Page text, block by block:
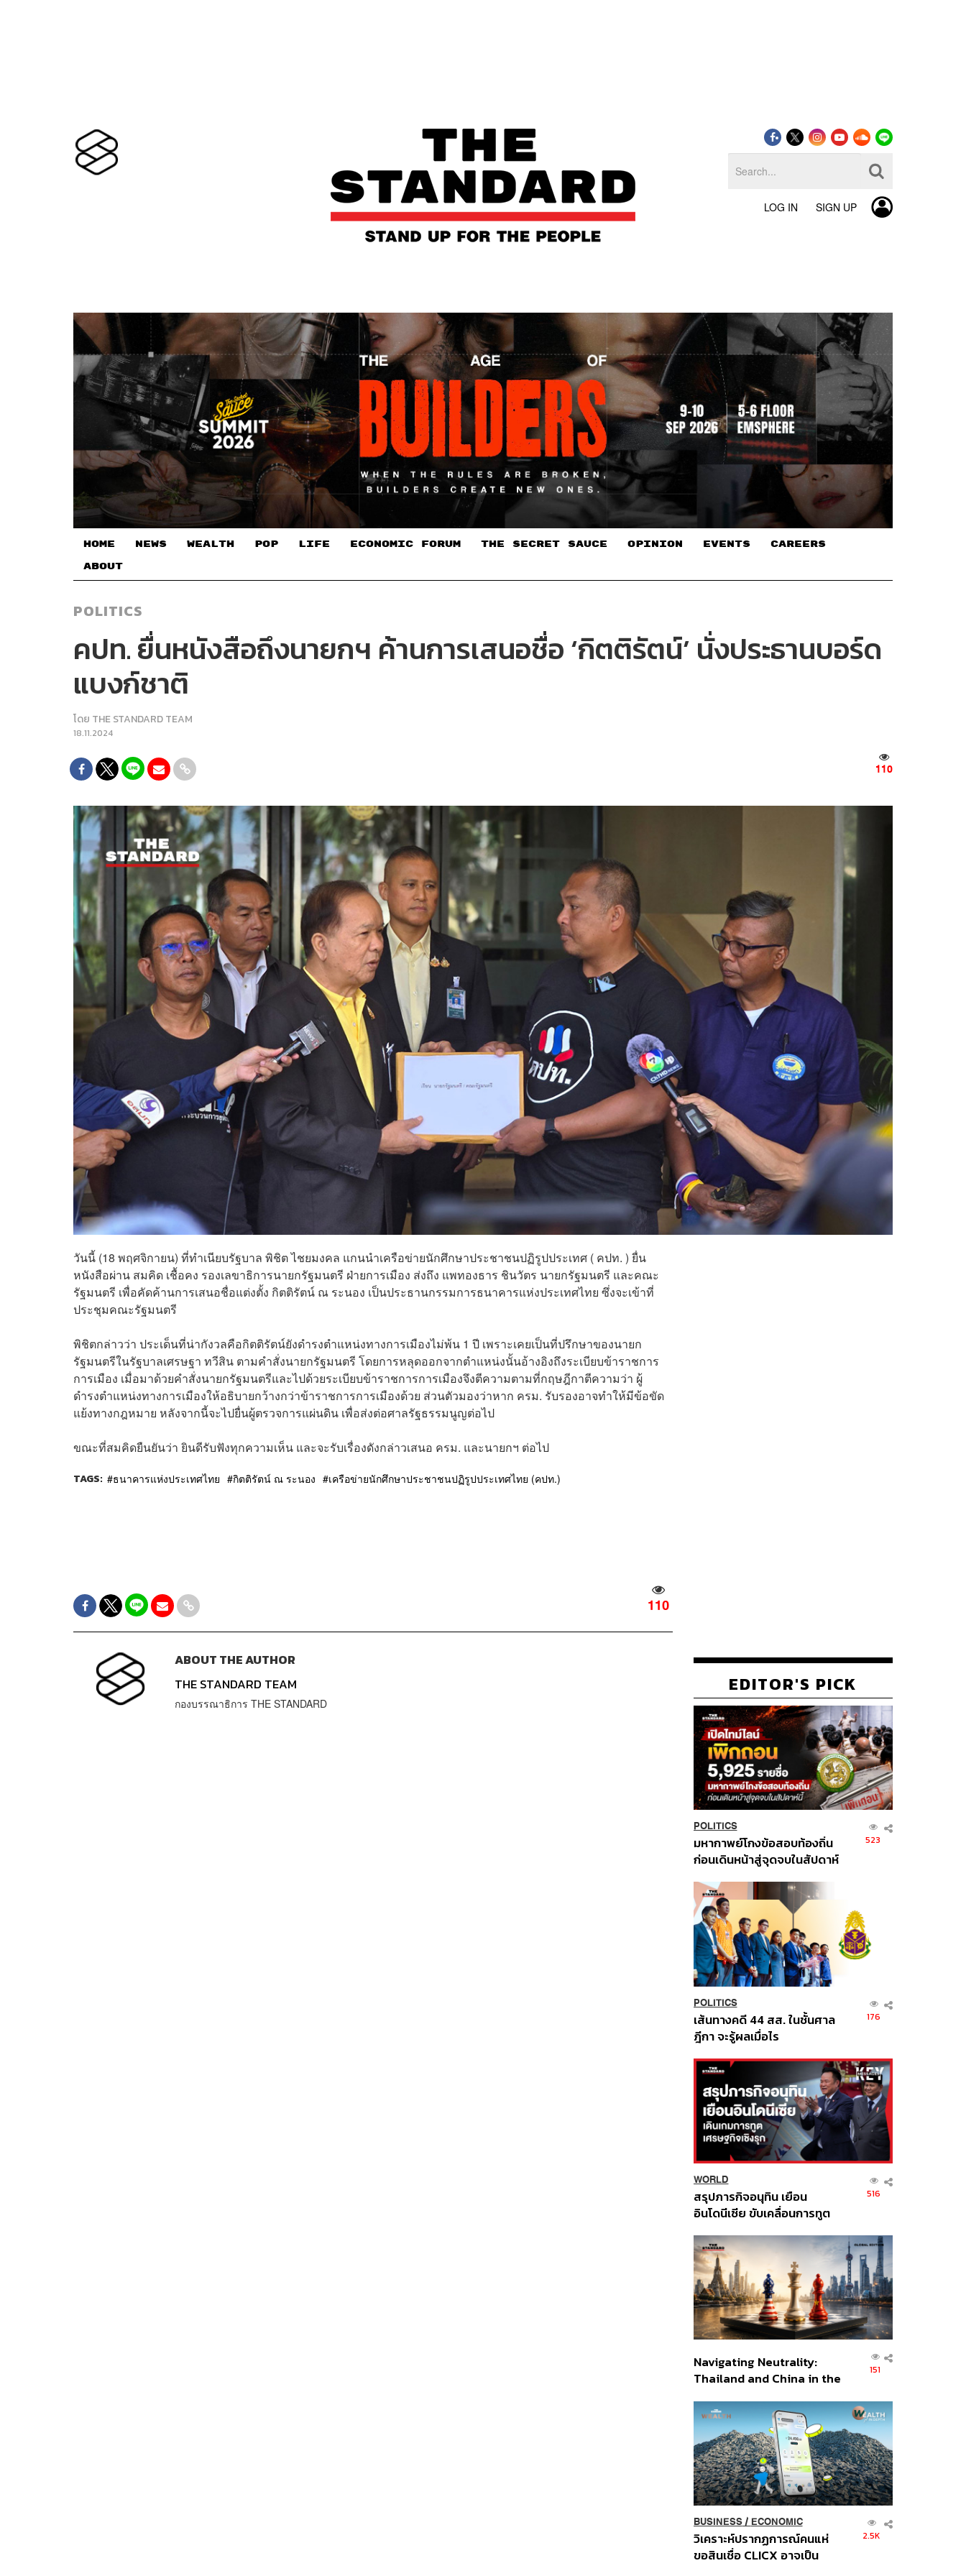
LOG IN SIGN UP
HOME NEWS WEALTH POP LIFE ECONOMIC FORUM THE SECRET SAUCE​ OPINION EVENTS CAREERS
ABOUT
POLITICS
คปท. ยื่นหนังสือถึงนายกฯ ค้านการเสนอชื่อ ‘กิตติรัตน์’ นั่งประธานบอร์ด
แบงก์ชาติ
โดย THE STANDARD TEAM
18.11.2024
110
วันนี้ (18 พฤศจิกายน) ที่ทำเนียบรัฐบาล พิชิต ไชยมงคล แกนนำเครือข่ายนักศึกษาประชาชนปฏิรูปประเทศ ( คปท. ) ยื่น
หนังสือผ่าน สมคิด เชื้อคง รองเลขาธิการนายกรัฐมนตรี ฝ่ายการเมือง ส่งถึง แพทองธาร ชินวัตร นายกรัฐมนตรี และคณะ
รัฐมนตรี เพื่อคัดค้านการเสนอชื่อแต่งตั้ง กิตติรัตน์ ณ ระนอง เป็นประธานกรรมการธนาคารแห่งประเทศไทย ซึ่งจะเข้าที่
ประชุมคณะรัฐมนตรี
พิชิตกล่าวว่า ประเด็นที่น่ากังวลคือกิตติรัตน์ยังดำรงตำแหน่งทางการเมืองไม่พ้น 1 ปี เพราะเคยเป็นที่ปรึกษาของนายก
รัฐมนตรีในรัฐบาลเศรษฐา ทวีสิน ตามคำสั่งนายกรัฐมนตรี โดยการหลุดออกจากตำแหน่งนั้นอ้างอิงถึงระเบียบข้าราชการ
การเมือง เมื่อมาด้วยคำสั่งนายกรัฐมนตรีและไปด้วยระเบียบข้าราชการการเมืองจึงตีความตามที่กฤษฎีกาตีความว่า ผู้
ดำรงตำแหน่งทางการเมืองให้อธิบายกว้างกว่าข้าราชการการเมืองด้วย ส่วนตัวมองว่าหาก ครม. รับรองอาจทำให้มีข้อขัด
แย้งทางกฎหมาย หลังจากนี้จะไปยื่นผู้ตรวจการแผ่นดิน เพื่อส่งต่อศาลรัฐธรรมนูญต่อไป
ขณะที่สมคิดยืนยันว่า ยินดีรับฟังทุกความเห็น และจะรับเรื่องดังกล่าวเสนอ ครม. และนายกฯ ต่อไป
TAGS: ธนาคารแห่งประเทศไทย กิตติรัตน์ ณ ระนอง เครือข่ายนักศึกษาประชาชนปฏิรูปประเทศไทย (คปท.)
110
ABOUT THE AUTHOR
THE STANDARD TEAM
กองบรรณาธิการ THE STANDARD
EDITOR'S PICK
POLITICS
มหากาพย์โกงข้อสอบท้องถิ่น
ก่อนเดินหน้าสู่จุดจบในสัปดาห์
523
POLITICS
เส้นทางคดี 44 สส. ในชั้นศาล
ฎีกา จะรู้ผลเมื่อไร
176
WORLD
สรุปภารกิจอนุทิน เยือน
อินโดนีเซีย ขับเคลื่อนการทูต
ส่วนยุทธศาสตร์ไทย –
อินโดนีเซีย
516
Navigating Neutrality:
Thailand and China in the
Order
151
BUSINESS/ ECONOMIC
วิเคราะห์ปรากฏการณ์คนแห่
ขอสินเชื่อ CLICX อาจเป็น
2.5K